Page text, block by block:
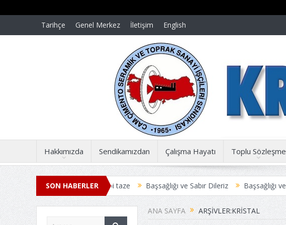
Tarihçe Genel Merkez İletişim English
Hakkımızda Sendikamızdan Çalışma Hayatı Toplu Sözleşme
SON HABERLER
acılar dün gibi taze Başsağlığı ve Sabır Dileriz Başsağlığı ve Sabır Dileriz
TOPLU İŞ SÖZLEŞMESİ ANLAŞMAYLA SONUÇLANDI
Üyelerimize Duyuru
ANA SAYFA ARŞIVLER:KRISTAL